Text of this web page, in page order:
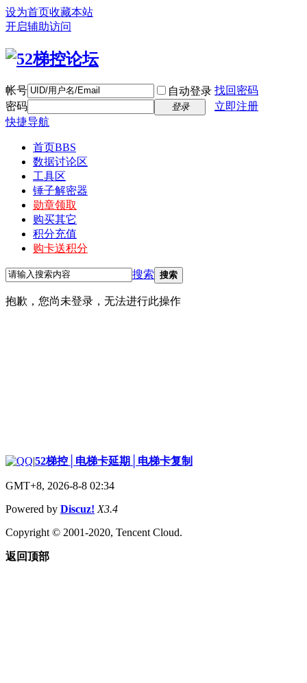
设为首页收藏本站
开启辅助访问
帐号 自动登录 找回密码
密码
登录
立即注册
快捷导航
首页BBS
数据讨论区
工具区
锤子解密器
勋章领取
购买其它
积分充值
购卡送积分
搜索 搜索
抱歉，您尚未登录，无法进行此操作
|52梯控│电梯卡延期│电梯卡复制
GMT+8, 2026-8-8 02:34
Powered by Discuz! X3.4
Copyright © 2001-2020, Tencent Cloud.
返回顶部